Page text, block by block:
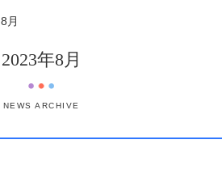
8月
2023年8月
NEWS ARCHIVE